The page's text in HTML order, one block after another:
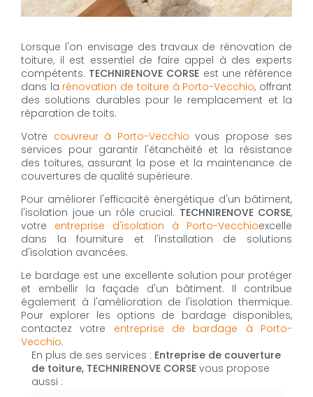
Lorsque l'on envisage des travaux de rénovation de
toiture, il est essentiel de faire appel à des experts
compétents. TECHNIRENOVE CORSE est une référence
dans la rénovation de toiture à Porto-Vecchio, offrant
des solutions durables pour le remplacement et la
réparation de toits.
Votre couvreur à Porto-Vecchio vous propose ses
services pour garantir l'étanchéité et la résistance
des toitures, assurant la pose et la maintenance de
couvertures de qualité supérieure.
Pour améliorer l'efficacité énergétique d'un bâtiment,
l'isolation joue un rôle crucial. TECHNIRENOVE CORSE,
votre entreprise d'isolation à Porto-Vecchioexcelle
dans la fourniture et l'installation de solutions
d'isolation avancées.
Le bardage est une excellente solution pour protéger
et embellir la façade d'un bâtiment. Il contribue
également à l'amélioration de l'isolation thermique.
Pour explorer les options de bardage disponibles,
contactez votre entreprise de bardage à Porto-
Vecchio.
En plus de ses services : Entreprise de couverture
de toiture, TECHNIRENOVE CORSE vous propose
aussi :